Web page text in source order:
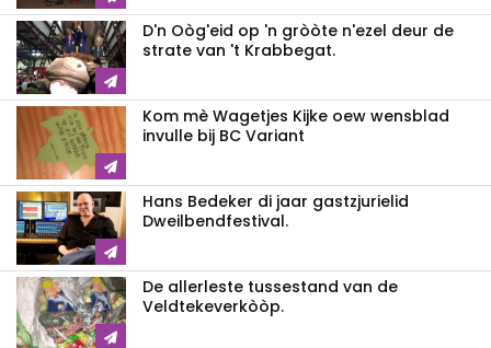
D'n Oòg'eid op 'n gròòte n'ezel deur de
strate van 't Krabbegat.
Kom mè Wagetjes Kijke oew wensblad
invulle bij BC Variant
Hans Bedeker di jaar gastzjurielid
Dweilbendfestival.
De allerleste tussestand van de
Veldtekeverkòòp.